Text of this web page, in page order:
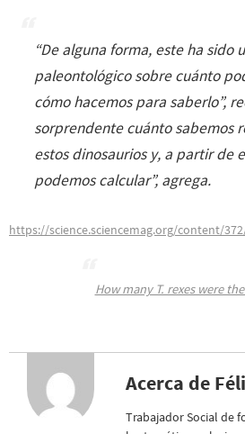
“De alguna forma, este ha sido
paleontológico sobre cuánto
cómo hacemos para saberlo”,
sorprendente cuánto sabemos
estos dinosaurios y, a partir de
podemos calcular”, agrega.
https://science.sciencemag.org/content/
How many T. rexes were
Acerca de
Trabajador Social de